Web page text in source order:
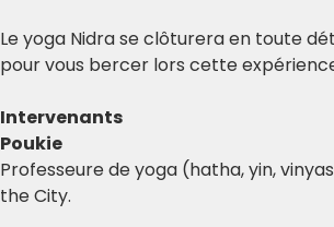
Le yoga Nidra se clôturera en toute
pour vous bercer lors cette
Intervenants
Poukie
Professeure de yoga (hatha, yin,
the City.